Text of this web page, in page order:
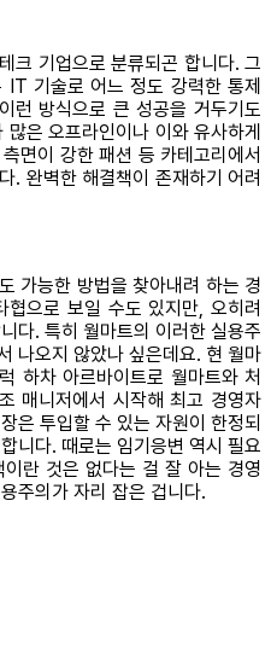
크 기업으로 분류되곤 합니다. 그
IT 기술로 어느 정도 강력한 통제
런 방식으로 큰 성공을 거두기도
은 오프라인이나 이와 유사하게
면이 강한 패션 등 카테고리에서
. 완벽한 해결책이 존재하기 어려
가능한 방법을 찾아내려 하는 경
으로 보일 수도 있지만, 오히려
다. 특히 월마트의 이러한 실용주
나오지 않았나 싶은데요. 현 월마
하차 아르바이트로 월마트와 처
매니저에서 시작해 최고 경영자
은 투입할 수 있는 자원이 한정되
니다. 때로는 임기응변 역시 필요
란 것은 없다는 걸 잘 아는 경영
주의가 자리 잡은 겁니다.